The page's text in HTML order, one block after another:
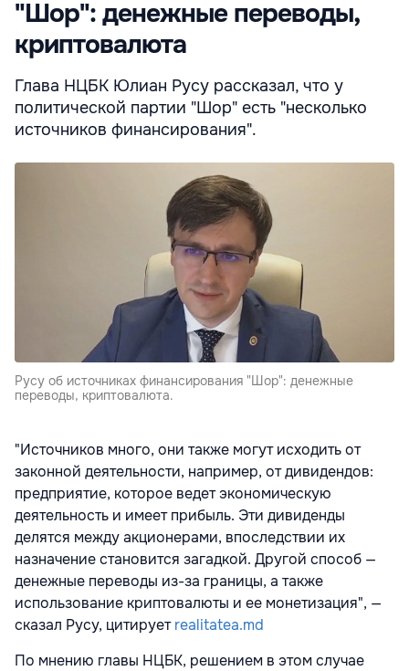
"Шор": денежные переводы,
криптовалюта
Глава НЦБК Юлиан Русу рассказал, что у
политической партии "Шор" есть "несколько
источников финансирования".
Русу об источниках финансирования "Шор": денежные
переводы, криптовалюта.
"Источников много, они также могут исходить от
законной деятельности, например, от дивидендов:
предприятие, которое ведет экономическую
деятельность и имеет прибыль. Эти дивиденды
делятся между акционерами, впоследствии их
назначение становится загадкой. Другой способ —
денежные переводы из-за границы, а также
использование криптовалюты и ее монетизация", —
сказал Русу, цитируетrealitatea.md
По мнению главы НЦБК, решением в этом случае